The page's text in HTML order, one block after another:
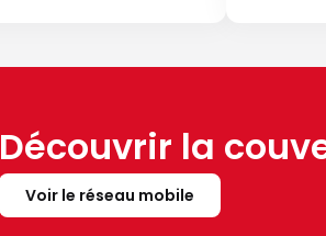
Découvrir la
Voir le réseau mobile